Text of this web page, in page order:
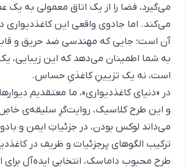
می‌گیرد، فضا را از یک اتاق معمولی به یک
می‌کند. اما جادوی واقعی این کاغذدیواری
آن است؛ جایی که مهندسی ضد حریق و
به شما اطمینان می‌دهد که این زیبایی، یک
است، نه یک تزیینِ کاغذیِ حساس.
در «دنیای کاغذدیواری»، ما معتقدیم
و این طرح کلاسیک، روایت‌گرِ سلیقه‌ی
می‌داند لوکس بودن، در جزئیاتِ ایمن و
ترکیب الگوهای پرجزئیات و ظریف در
طرح محبوب داماسک، انتخابی ایده‌آل برای